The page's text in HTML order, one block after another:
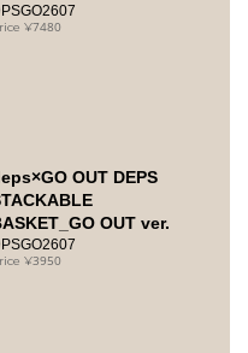
7480
OUT DEPS
OUT ver.
3950